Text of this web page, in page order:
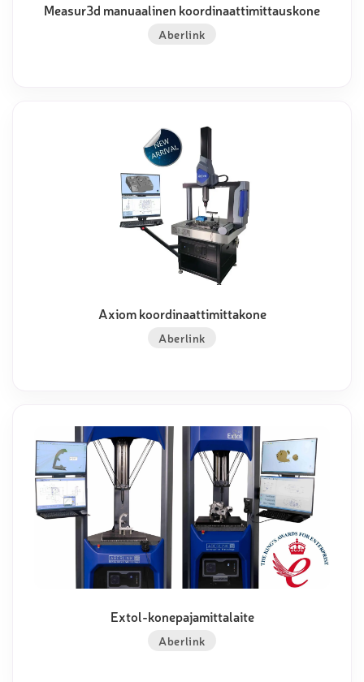
Measur3d manuaalinen koordinaattimittauskone
Aberlink
Axiom koordinaattimittakone
Aberlink
Extol-konepajamittalaite
Aberlink